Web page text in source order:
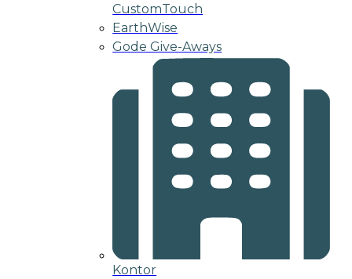
CustomTouch
EarthWise
Gode Give-Aways
Kontor